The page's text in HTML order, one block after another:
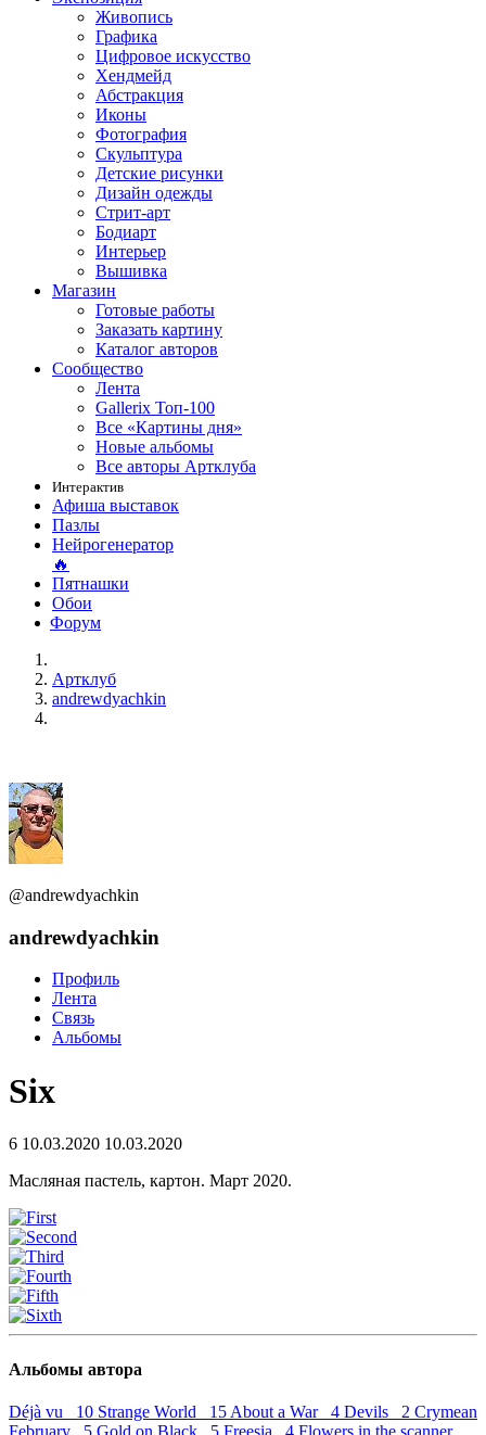
Живопись
Графика
Цифровое искусство
Хендмейд
Абстракция
Иконы
Фотография
Скульптура
Детские рисунки
Дизайн одежды
Стрит-арт
Бодиарт
Интерьер
Вышивка
Магазин
Готовые работы
Заказать картину
Каталог авторов
Сообщество
Лента
Gallerix Топ-100
Все «Картины дня»
Новые альбомы
Все авторы Артклуба
Интерактив
Афиша выставок
Пазлы
Нейрогенератор
🔥
Пятнашки
Обои
Форум
Артклуб
andrewdyachkin
@andrewdyachkin
andrewdyachkin
Профиль
Лента
Связь
Альбомы
Six
6 10.03.2020 10.03.2020
Масляная пастель, картон. Март 2020.
Альбомы автора
Déjà vu 10 Strange World 15 About a War 4 Devils 2 Crymean
February 5 Gold on Black 5 Freesia 4 Flowers in the scanner